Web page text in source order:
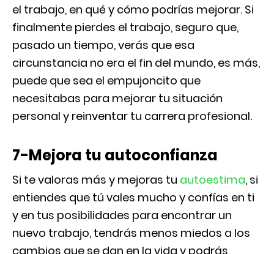
el trabajo, en qué y cómo podrías mejorar. Si
finalmente pierdes el trabajo, seguro que,
pasado un tiempo, verás que esa
circunstancia no era el fin del mundo, es más,
puede que sea el empujoncito que
necesitabas para mejorar tu situación
personal y reinventar tu carrera profesional.
7-Mejora tu autoconfianza
Si te valoras más y mejoras tu autoestima, si
entiendes que tú vales mucho y confías en ti
y en tus posibilidades para encontrar un
nuevo trabajo, tendrás menos miedos a los
cambios que se dan en la vida y podrás